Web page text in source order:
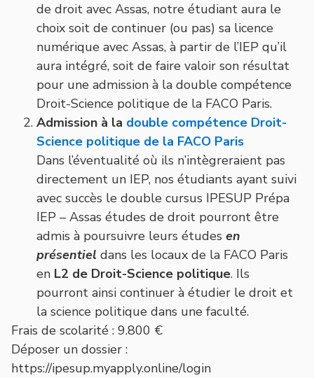
de droit avec Assas, notre étudiant aura le
choix soit de continuer (ou pas) sa licence
numérique avec Assas, à partir de l’IEP qu’il
aura intégré, soit de faire valoir son résultat
pour une admission à la double compétence
Droit-Science politique de la FACO Paris.
Admission à la double compétence Droit-
Science politique de la FACO Paris
Dans l’éventualité où ils n’intègreraient pas
directement un IEP, nos étudiants ayant suivi
avec succès le double cursus IPESUP Prépa
IEP – Assas études de droit pourront être
admis à poursuivre leurs études en
présentiel dans les locaux de la FACO Paris
en L2 de Droit-Science politique. Ils
pourront ainsi continuer à étudier le droit et
la science politique dans une faculté.
Frais de scolarité : 9.800 €
Déposer un dossier :
https://ipesup.myapply.online/login